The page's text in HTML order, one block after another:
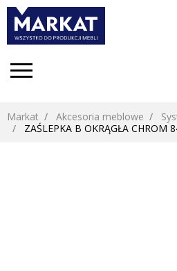
Markat Akcesoria meblowe
ZAŚLEPKA B OKRĄGŁA CHROM